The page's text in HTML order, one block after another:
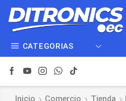
CATEGORIAS
Inicio Comercio Tienda